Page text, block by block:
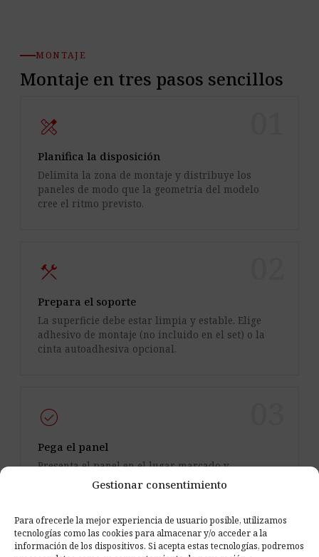
Gestionar consentimiento
Para ofrecerle la mejor experiencia de usuario posible, utilizamos
tecnologías como las cookies para almacenar y/o acceder a la
información de los dispositivos. Si acepta estas tecnologías, podremos
MONTAJE
Montaje en tres pasos sencillos
design_services
Planifica la disposición
Delimita la zona de montaje y distribuye los
paneles de modo que la geometría del modelo
cree el ritmo previsto.
construction
Prepara el soporte
La superficie debe estar limpia y estable. Elige
adhesivo de montaje (no incluido en el set) o la
cinta autoadhesiva opcional.
check_circle
Pega el panel
Presenta el panel en el lugar marcado y
presiónalo según las instrucciones del medio de